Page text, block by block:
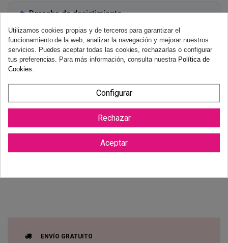
Derecho de desistimiento
necesidad de justificación.Más información
Reviews (0)
ENVÍO GRATUITO
Utilizamos cookies propias y de terceros para garantizar el
funcionamiento de la web, analizar la navegación y mejorar nuestros
servicios. Puedes aceptar todas las cookies, rechazarlas o configurar
tus preferencias. Para más información, consulta nuestra Política de
Cookies
Configurar
Rechazar
Aceptar